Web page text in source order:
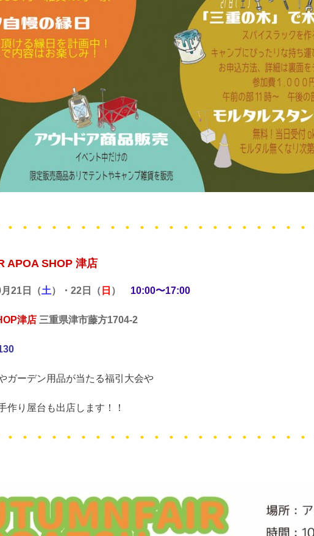
・・・・・・・・・・・・・・・・・・・・・
APOA SHOP 津店
21日（土）・22日（ 日 ） 10:00〜17:00
津店 三重県津市藤方1704-2
ガーデン用品が当たる福引大会や
作り屋台も出店します！！
・・・・・・・・・・・・・・・・・・・・・